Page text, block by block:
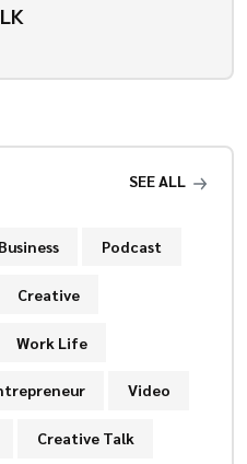
SEE ALL
Business Podcast
Creative
Work Life
Video
Creative Talk